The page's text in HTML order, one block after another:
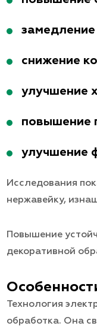
замедление
снижение
улучшение
повышение
улучшение
Исследования
нержавейку,
Повышение
декоративной
Технология
обработка. Она